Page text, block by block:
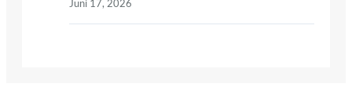
Juni 17, 2026